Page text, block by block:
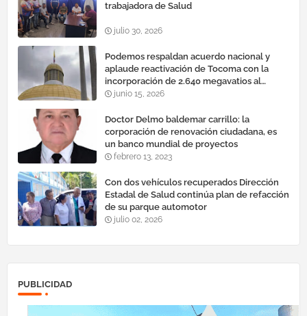
trabajadora de Salud
julio 30, 2026
Podemos respaldan acuerdo nacional y
aplaude reactivación de Tocoma con la
incorporación de 2.640 megavatios al
sistema eléctrico nacional
junio 15, 2026
Doctor Delmo baldemar carrillo: la
corporación de renovación ciudadana, es
un banco mundial de proyectos
febrero 13, 2023
Con dos vehículos recuperados Dirección
Estadal de Salud continúa plan de refacción
de su parque automotor ‎
julio 02, 2026
PUBLICIDAD